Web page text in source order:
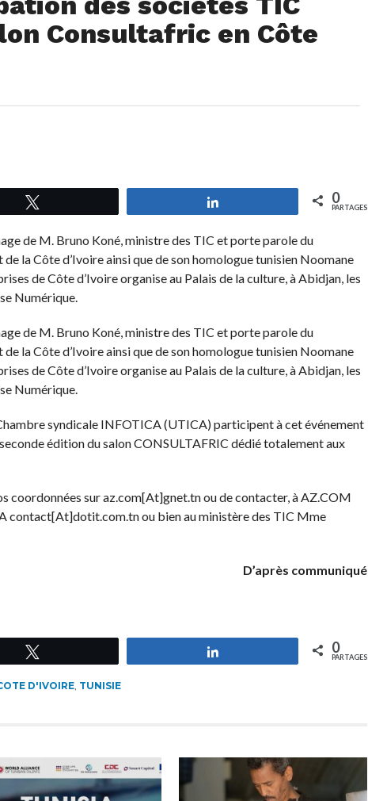
Consultafric en Côte
0
PARTAGES
de M. Bruno Koné, ministre des TIC et porte parole du
la Côte d’Ivoire ainsi que de son homologue tunisien Noomane
de Côte d’Ivoire organise au Palais de la culture, à Abidjan, les
Numérique.
de M. Bruno Koné, ministre des TIC et porte parole du
la Côte d’Ivoire ainsi que de son homologue tunisien Noomane
de Côte d’Ivoire organise au Palais de la culture, à Abidjan, les
Numérique.
syndicale INFOTICA (UTICA) participent à cet événement
édition du salon CONSULTAFRIC dédié totalement aux
coordonnées sur az.com[At]gnet.tn ou de contacter, à AZ.COM
contact[At]dotit.com.tn ou bien au ministère des TIC Mme
D’après communiqué
0
PARTAGES
D'IVOIRE, TUNISIE